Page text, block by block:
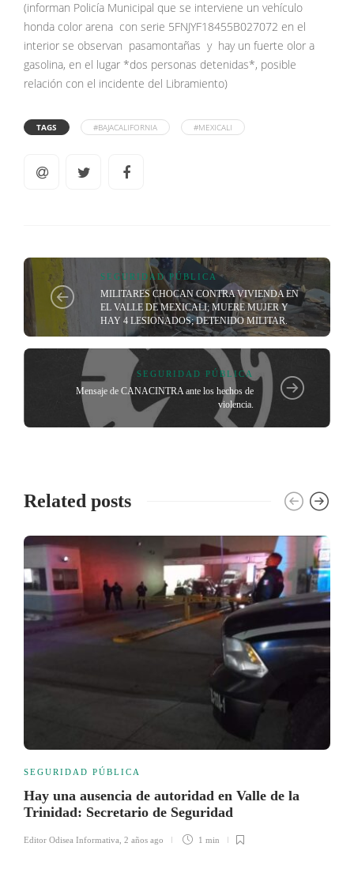
(informan Policía Municipal que se interviene un vehículo
honda color arena con serie 5FNJYF18455B027072 en el
interior se observan pasamontañas y hay un fuerte olor a
gasolina, en el lugar *dos personas detenidas*, posible
relación con el incidente del Libramiento)
TAGS #BAJACALIFORNIA #MEXICALI
SEGURIDAD PÚBLICA
MILITARES CHOCAN CONTRA VIVIENDA EN
EL VALLE DE MEXICALI; MUERE MUJER Y
HAY 4 LESIONADOS; DETENIDO MILITAR.
SEGURIDAD PÚBLICA
Mensaje de CANACINTRA ante los hechos de
violencia.
Related posts
SEGURIDAD PÚBLICA
Hay una ausencia de autoridad en Valle de la
Trinidad: Secretario de Seguridad
Editor Odisea Informativa 2 años ago 1 min